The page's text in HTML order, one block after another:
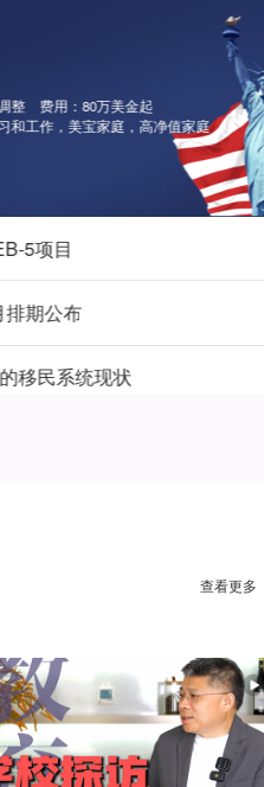
费用：80万美金起
作，美宝家庭，高净值家庭
项目
公布
民系统现状
查看更多